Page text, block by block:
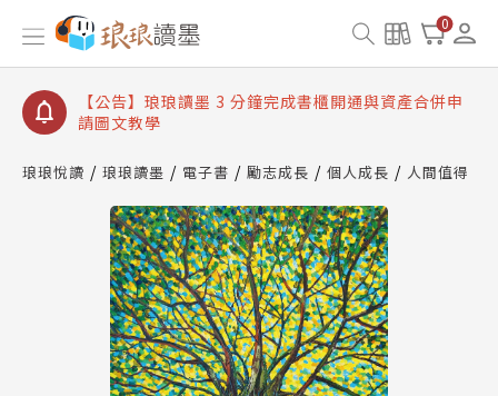
0
【公告】琅琅讀墨數位閱讀資產合併與書櫃開通申請
【公告】琅琅讀墨書櫃開通常見問題
【公告】琅琅讀墨 3 分鐘完成書櫃開通與資產合併申
請圖文教學
查詢
【公告】琅琅讀墨數位閱讀資產合併與書櫃開通申請
琅琅悅讀 琅琅讀墨 電子書 勵志成長 個人成長 人間值得